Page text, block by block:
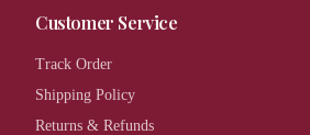
Customer Service
Track Order
Shipping Policy
Returns & Refunds